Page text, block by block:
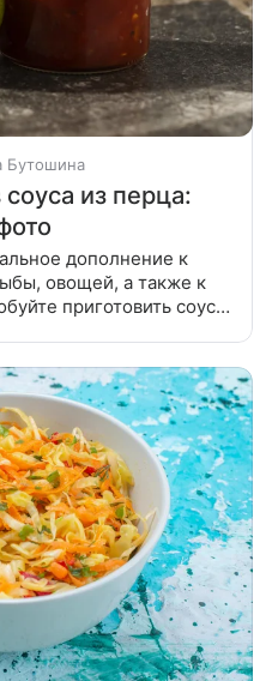
Бутошина
из перца:
дополнение к
овощей, а также к
приготовить соус